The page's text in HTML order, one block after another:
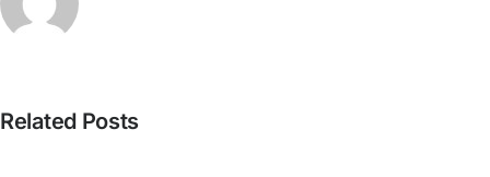
Related Posts